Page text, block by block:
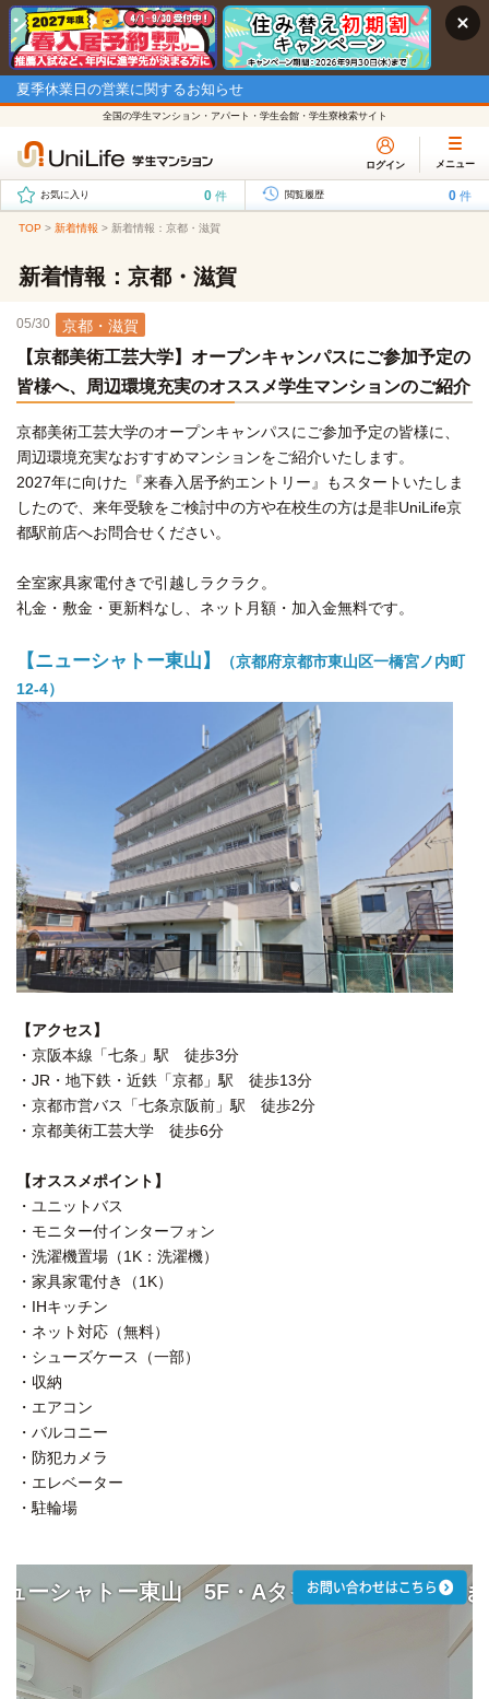
夏季休業日の営業に関するお知らせ
全国の学生マンション・アパート・学生会館・学生寮検索サイト
ログイン メニュー
お気に入り 0 件 閲覧履歴 0 件
TOP > 新着情報 > 新着情報：京都・滋賀
新着情報：京都・滋賀
05/30 京都・滋賀
【京都美術工芸大学】オープンキャンパスにご参加予定の
皆様へ、周辺環境充実のオススメ学生マンションのご紹介
京都美術工芸大学のオープンキャンパスにご参加予定の皆様に、
周辺環境充実なおすすめマンションをご紹介いたします。
2027年に向けた『来春入居予約エントリー』もスタートいたしま
したので、来年受験をご検討中の方や在校生の方は是非UniLife京
都駅前店へお問合せください。
全室家具家電付きで引越しラクラク。
礼金・敷金・更新料なし、ネット月額・加入金無料です。
【ニューシャトー東山】
（京都府京都市東山区一橋宮ノ内町
12-4）
【アクセス】
・京阪本線「七条」駅 徒歩3分
・JR・地下鉄・近鉄「京都」駅 徒歩13分
・京都市営バス「七条京阪前」駅 徒歩2分
・京都美術工芸大学 徒歩6分
【オススメポイント】
・ユニットバス
・モニター付インターフォン
・洗濯機置場（1K：洗濯機）
・家具家電付き（1K）
・IHキッチン
・ネット対応（無料）
・シューズケース（一部）
・収納
・エアコン
・バルコニー
・防犯カメラ
・エレベーター
・駐輪場